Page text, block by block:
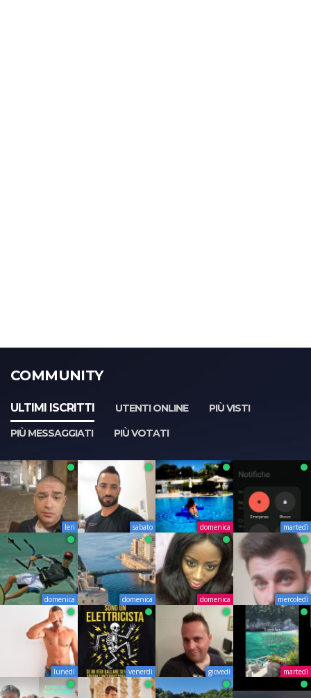
COMMUNITY
ULTIMI ISCRITTI UTENTI ONLINE
PIÙ VISTI
PIÙ MESSAGGIATI
PIÙ VOTATI
Ieri sabato domenica martedì
domenica domenica domenica mercoledì
lunedì venerdì giovedì martedì